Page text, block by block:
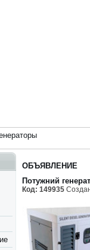
ОБЪЯВЛЕНИЕ
Потужний
Код:149935